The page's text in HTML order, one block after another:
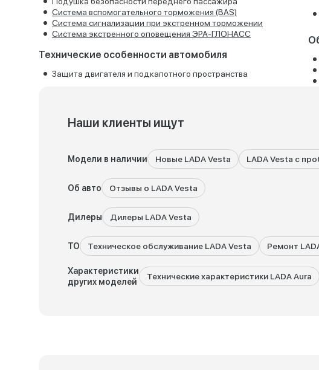
Система вспомогательного торможения (BAS)
Система сигнализации при экстренном торможении
Система экстренного оповещения ЭРА-ГЛОНАСС
Технические особенности автомобиля
Защита двигателя и подкапотного пространства
Наши клиенты ищут
Модели в наличии Новые LADA Vesta LADA Vesta с
Об авто Отзывы о LADA Vesta
Дилеры Дилеры LADA Vesta
ТО Техническое обслуживание LADA Vesta Ремонт
Характеристики
других моделей
Технические характеристики LADA Aura